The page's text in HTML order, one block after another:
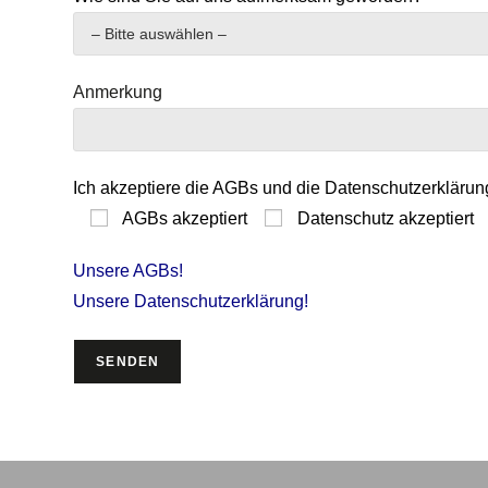
Anmerkung
Ich akzeptiere die AGBs und die
AGBs akzeptiert
Datenschutz akzeptiert
Unsere AGBs!
Unsere Datenschutzerklärung!